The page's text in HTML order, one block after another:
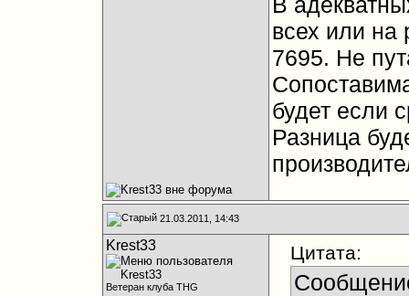
всех или на
7695. Не
будет если
Разница
21.03.2011, 14:43
Krest33
Ветеран клуба THG
Цитата: